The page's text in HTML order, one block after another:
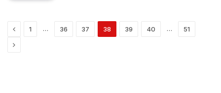
Previous
1 … 36 37 38 39 40 … 51
Next